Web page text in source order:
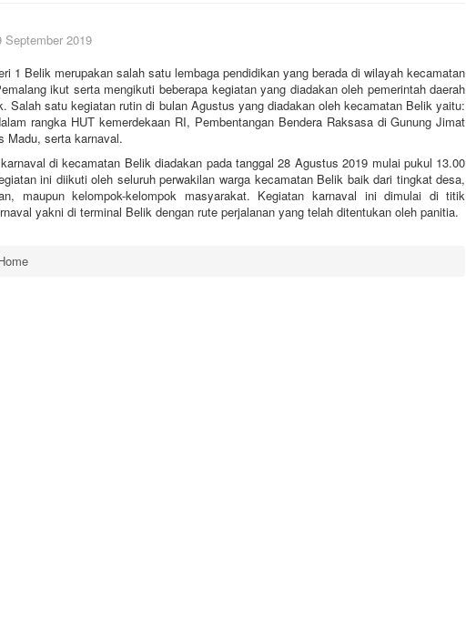
September 2019
merupakan salah satu lembaga pendidikan yang berada di wilayah kecamatan
ikut serta mengikuti beberapa kegiatan yang diadakan oleh pemerintah daerah
Salah satu kegiatan rutin di bulan Agustus yang diadakan oleh kecamatan Belik yaitu:
rangka HUT kemerdekaan RI, Pembentangan Bendera Raksasa di Gunung Jimat
Madu, serta karnaval.
di kecamatan Belik diadakan pada tanggal 28 Agustus 2019 mulai pukul 13.00
ini diikuti oleh seluruh perwakilan warga kecamatan Belik baik dari tingkat desa,
maupun kelompok-kelompok masyarakat. Kegiatan karnaval ini dimulai di titik
yakni di terminal Belik dengan rute perjalanan yang telah ditentukan oleh panitia.